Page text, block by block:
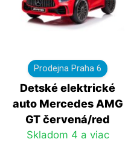
Prodejna Praha 6
Detské elektrické
auto Mercedes AMG
GT červená/red
Skladom 4 a viac